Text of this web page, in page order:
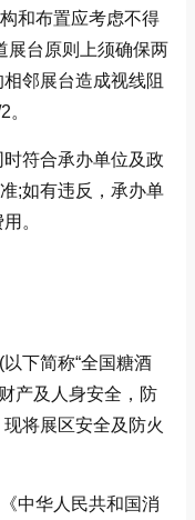
和布置应考虑不得
展台原则上须确保两
邻展台造成视线阻
符合承办单位及政
;如有违反，承办单
。
下简称“全国糖酒
产及人身安全，防
将展区安全及防火
中华人民共和国消